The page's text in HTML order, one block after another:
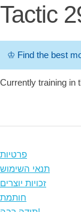
Tactic
♔ Find the best
Currently training in
פרטיות
תנאי השימוש
זכויות יוצרים
חותמת